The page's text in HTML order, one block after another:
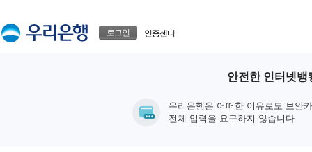
로그인 인증센터
안전한 인터넷뱅
우리은행은 어떠한 이유로도 보안
전체 입력을 요구하지 않습니다.